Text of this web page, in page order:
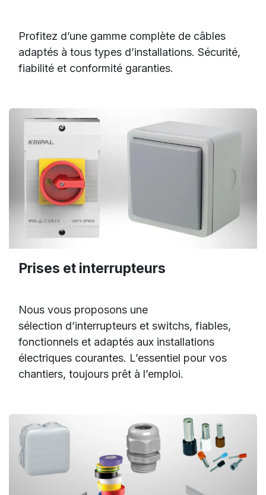
Profitez d’une gamme complète de câbles
adaptés à tous types d’installations. Sécurité,
fiabilité et conformité garanties.
Prises et interrupteurs
Nous vous proposons une
sélection d’interrupteurs et switchs, fiables,
fonctionnels et adaptés aux installations
électriques courantes. L’essentiel pour vos
chantiers, toujours prêt à l’emploi.